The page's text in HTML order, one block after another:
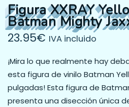
Figura XXRAY
Batman Mighty
23.95€ IVA incluido
¡Mira lo que realmente hay
esta figura de vinilo Batman
pulgadas! Esta figura de
presenta una disección única